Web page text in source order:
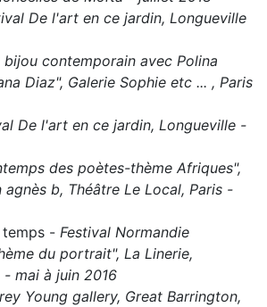
De l'art en ce jardin, Longueville
bijou contemporain avec Polina
Diaz", Galerie Sophie etc ... , Paris
De l'art en ce jardin, Longueville -
des poètes-thème Afriques",
b, Théâtre Le Local, Paris -
temps - Festival Normandie
du portrait", La Linerie,
mai à juin 2016
Young gallery, Great Barrington,